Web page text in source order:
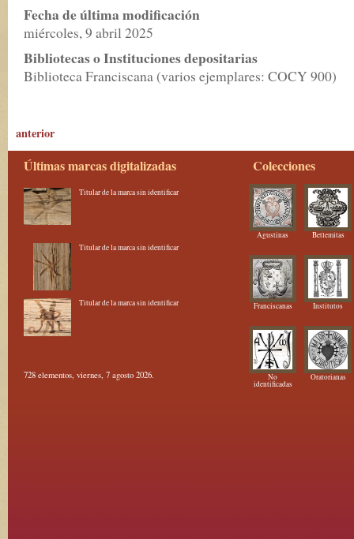
Fecha de última modificación
miércoles, 9 abril 2025
Bibliotecas o Instituciones depositarias
Biblioteca Franciscana (varios ejemplares: COCY 900)
anterior
Últimas marcas digitalizadas
Titular de la marca sin identificar
Titular de la marca sin identificar
Titular de la marca sin identificar
728 elementos, viernes, 7 agosto 2026.
Colecciones
Agustinas Betlemitas
Franciscanas Institutos
No
identificadas
Oratorianas